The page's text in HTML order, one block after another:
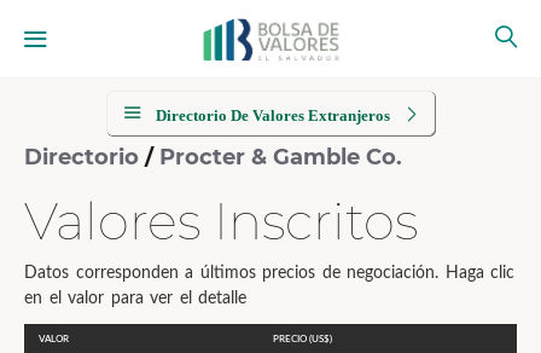
Directorio De Valores Extranjeros
Directorio / Procter & Gamble Co.
Valores Inscritos
Datos corresponden a últimos precios de negociación. Haga clic
en el valor para ver el detalle
VALOR PRECIO (US$)